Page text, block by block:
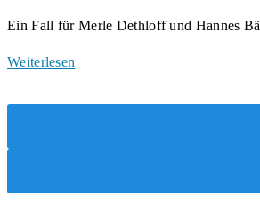
der
Ein Fall für Merle Dethloff und Hannes
Weiterlesen
hier
Rost